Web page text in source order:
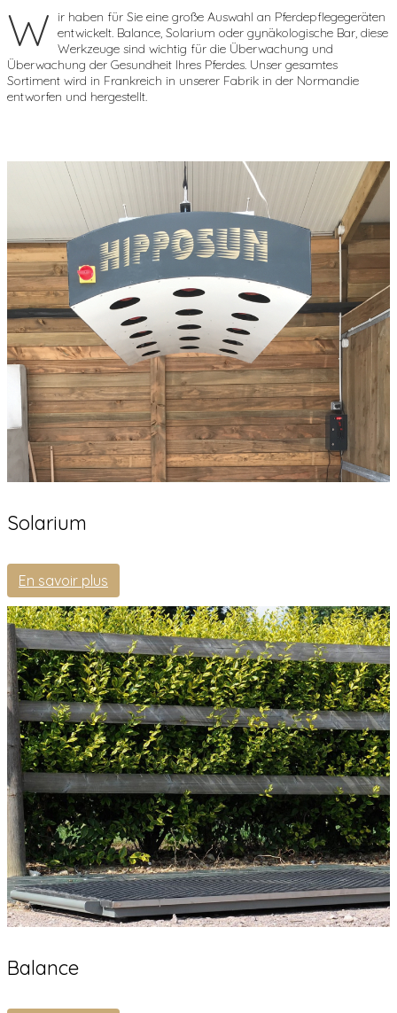
W
ir haben für Sie eine große Auswahl an Pferdepflegegeräten
entwickelt. Balance, Solarium oder gynäkologische Bar, diese
Werkzeuge sind wichtig für die Überwachung und
Überwachung der Gesundheit Ihres Pferdes. Unser gesamtes
Sortiment wird in Frankreich in unserer Fabrik in der Normandie
entworfen und hergestellt.
Solarium
En savoir plus
Balance